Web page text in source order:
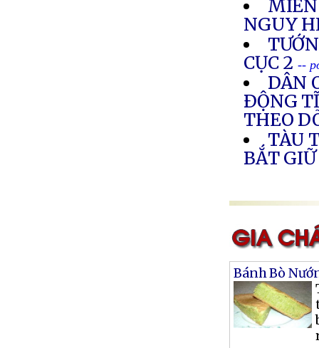
NGUY
CỤC 2 --
DÂN
ÐỘNG
THEO
TÀU
BẮT
Bánh Bò